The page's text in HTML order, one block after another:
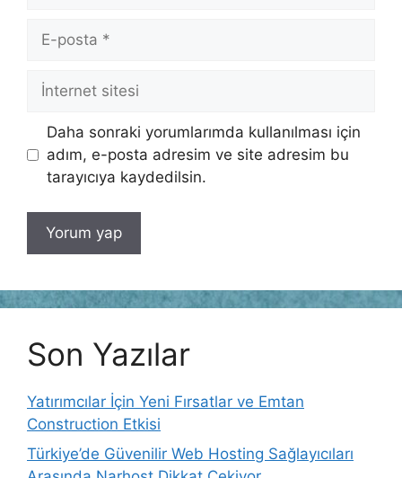
posta
İnternet
Daha sonraki yorumlarımda kullanılması için
adım, e-posta adresim ve site adresim bu
tarayıcıya kaydedilsin.
Son Yazılar
Yatırımcılar İçin Yeni Fırsatlar ve Emtan
Construction Etkisi
Türkiye’de Güvenilir Web Hosting Sağlayıcıları